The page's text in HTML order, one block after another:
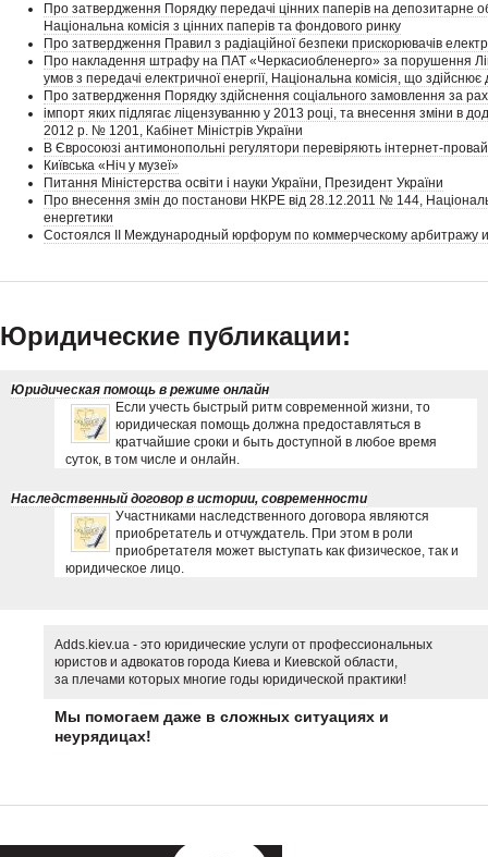
Про затвердження Порядку передачі цінних паперів на депозитарне
Національна комісія з цінних паперів та фондового ринку
Про затвердження Правил з радіаційної безпеки прискорювачів
Про накладення штрафу на ПАТ «Черкасиобленерго» за порушення
умов з передачі електричної енергії, Національна комісія, що
Про затвердження Порядку здійснення соціального замовлення за
імпорт яких підлягає ліцензуванню у 2013 році, та внесення зміни в
2012 р. № 1201, Кабінет Міністрів України
В Євросоюзі антимонопольні регулятори перевіряють інтернет-
Київська «Ніч у музеї»
Питання Міністерства освіти і науки України, Президент України
Про внесення змін до постанови НКРЕ від 28.12.2011 № 144,
енергетики
Состоялся II Международный юрфорум по коммерческому арбитражу
Юридические публикации:
Юридическая помощь в режиме онлайн
Если учесть быстрый ритм современной жизни, то
юридическая помощь должна предоставляться в
кратчайшие сроки и быть доступной в любое время
суток, в том числе и онлайн.
Наследственный договор в истории, современности
Участниками наследственного договора являются
приобретатель и отчуждатель. При этом в роли
приобретателя может выступать как физическое, так и
юридическое лицо.
Adds.kiev.ua - это юридические услуги от профессиональных
юристов и адвокатов города Киева и Киевской области,
за плечами которых многие годы юридической практики!
Мы помогаем даже в сложных ситуациях и
неурядицах!